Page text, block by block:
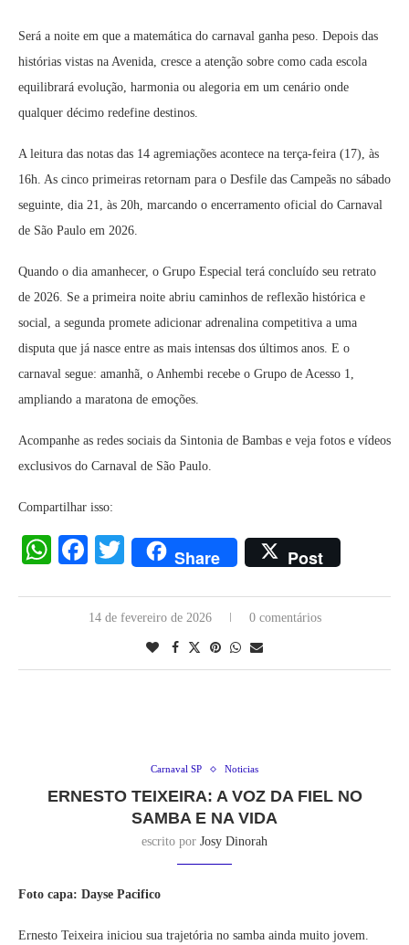
Será a noite em que a matemática do carnaval ganha peso. Depois das
histórias vistas na Avenida, cresce a atenção sobre como cada escola
equilibrará evolução, harmonia ou alegoria em um cenário onde
qualquer décimo redefine destinos.
A leitura das notas das 14 agremiações acontece na terça-feira (17), às
16h. As cinco primeiras retornam para o Desfile das Campeãs no sábado
seguinte, dia 21, às 20h, marcando o encerramento oficial do Carnaval
de São Paulo em 2026.
Quando o dia amanhecer, o Grupo Especial terá concluído seu retrato
de 2026. Se a primeira noite abriu caminhos de reflexão histórica e
social, a segunda promete adicionar adrenalina competitiva a uma
disputa que já nasce entre as mais intensas dos últimos anos. E o
carnaval segue: amanhã, o Anhembi recebe o Grupo de Acesso 1,
ampliando a maratona de emoções.
Acompanhe as redes sociais da Sintonia de Bambas e veja fotos e vídeos
exclusivos do Carnaval de São Paulo.
Compartilhar isso:
WhatsApp
Facebook
Twitter
Share Post
14 de fevereiro de 2026 0 comentários
Carnaval SP Noticias
ERNESTO TEIXEIRA: A VOZ DA FIEL NO
SAMBA E NA VIDA
escrito por Josy Dinorah
Foto capa: Dayse Pacifico
Ernesto Teixeira iniciou sua trajetória no samba ainda muito jovem.